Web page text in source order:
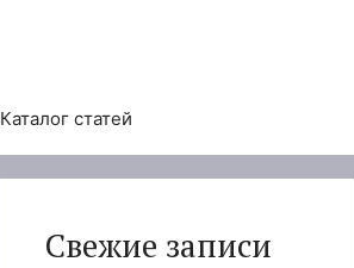
Каталог статей
Свежие записи